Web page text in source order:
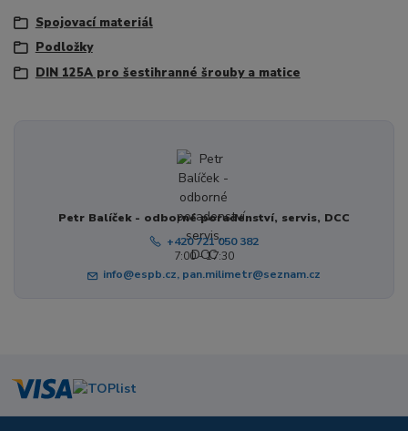
Spojovací materiál
Podložky
DIN 125A pro šestihranné šrouby a matice
Petr Balíček - odborné poradenství, servis, DCC
+420 721 050 382
7:00 - 17:30
info@espb.cz, pan.milimetr@seznam.cz